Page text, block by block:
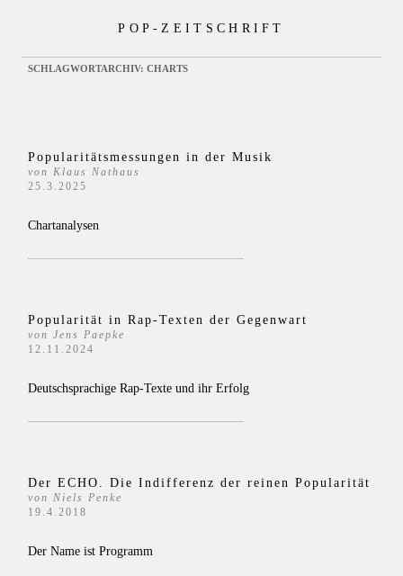
POP-ZEITSCHRIFT
SCHLAGWORTARCHIV: CHARTS
Popularitätsmessungen in der Musik
von Klaus Nathaus
25.3.2025
Chartanalysen
Popularität in Rap-Texten der Gegenwart
von Jens Paepke
12.11.2024
Deutschsprachige Rap-Texte und ihr Erfolg
Der ECHO. Die Indifferenz der reinen Popularität
von Niels Penke
19.4.2018
Der Name ist Programm